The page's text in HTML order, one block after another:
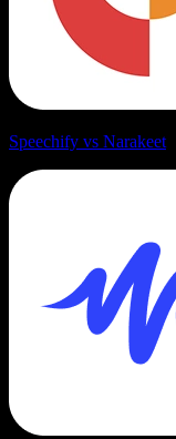
Speechify vs Narakeet